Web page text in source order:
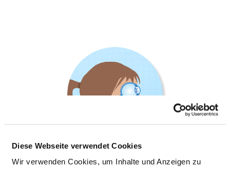
Diese Webseite verwendet Cookies
Wir verwenden Cookies, um Inhalte und Anzeigen zu